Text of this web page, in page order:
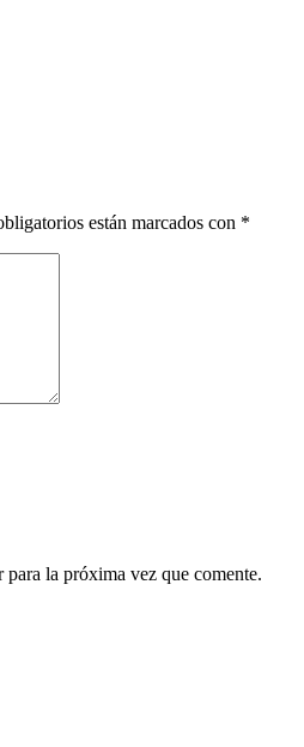
están marcados con *
la próxima vez que comente.